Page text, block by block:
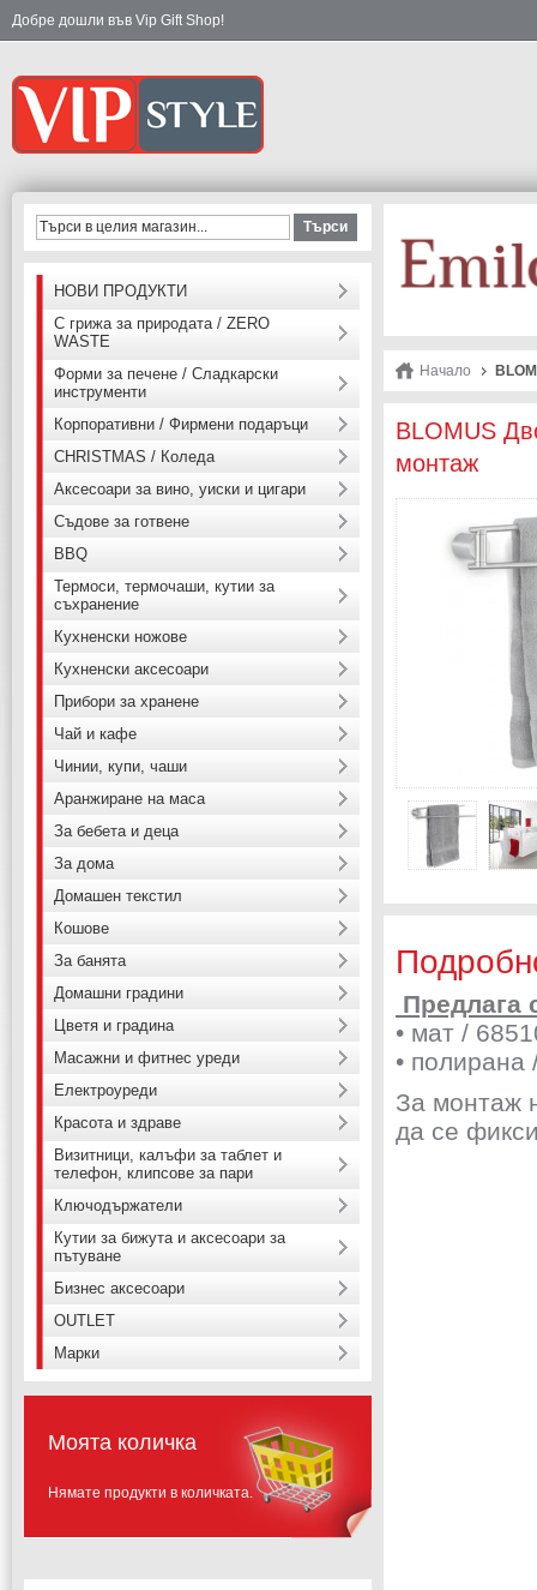
Добре дошли във Vip Gift Shop!
Начало
BLOMUS
монтаж
Предлага
• мат /
• полирана
За монтаж
да се
Търси
НОВИ ПРОДУКТИ
С грижа за природата / ZERO
WASTE
Форми за печене / Сладкарски
инструменти
Корпоративни / Фирмени подаръци
CHRISTMAS / Коледа
Аксесоари за вино, уиски и цигари
Съдове за готвене
BBQ
Термоси, термочаши, кутии за
съхранение
Кухненски ножове
Кухненски аксесоари
Прибори за хранене
Чай и кафе
Чинии, купи, чаши
Аранжиране на маса
За бебета и деца
За дома
Домашен текстил
Кошове
За банята
Домашни градини
Цветя и градина
Масажни и фитнес уреди
Електроуреди
Красота и здраве
Визитници, калъфи за таблет и
телефон, клипсове за пари
Ключодържатели
Кутии за бижута и аксесоари за
пътуване
Бизнес аксесоари
OUTLET
Марки
Моята количка
Нямате продукти в количката.